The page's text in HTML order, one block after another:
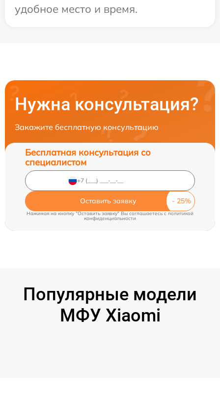
удобное место и время.
Нужна консультация?
Закажите бесплатную консультацию
Бесплатная консультация со
специалистом
Оставить заявку
Нажимая на кнопку "Оставить заявку" Вы соглашаетесь cполитикой
конфиденциальности
Популярные модели
МФУ Xiaomi